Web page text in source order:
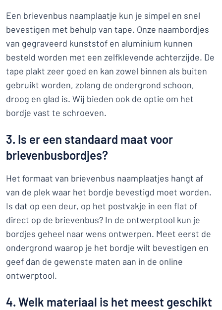
Een brievenbus naamplaatje kun je simpel en snel
bevestigen met behulp van tape. Onze naambordjes
van gegraveerd kunststof en aluminium kunnen
besteld worden met een zelfklevende achterzijde. De
tape plakt zeer goed en kan zowel binnen als buiten
gebruikt worden, zolang de ondergrond schoon,
droog en glad is. Wij bieden ook de optie om het
bordje vast te schroeven.
3. Is er een standaard maat voor
brievenbusbordjes?
Het formaat van brievenbus naamplaatjes hangt af
van de plek waar het bordje bevestigd moet worden.
Is dat op een deur, op het postvakje in een flat of
direct op de brievenbus? In de ontwerptool kun je
bordjes geheel naar wens ontwerpen. Meet eerst de
ondergrond waarop je het bordje wilt bevestigen en
geef dan de gewenste maten aan in de online
ontwerptool.
4. Welk materiaal is het meest geschikt